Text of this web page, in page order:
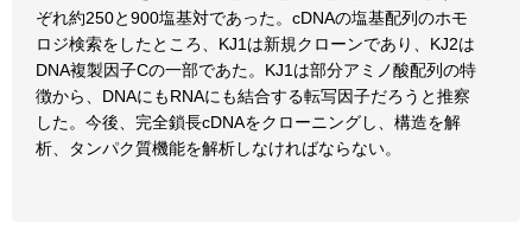
ぞれ約250と900塩基対であった。cDNAの塩基配列のホモ
ロジ検索をしたところ、KJ1は新規クローンであり、KJ2は
DNA複製因子Cの一部であた。KJ1は部分アミノ酸配列の特
徴から、DNAにもRNAにも結合する転写因子だろうと推察
した。今後、完全鎖長cDNAをクローニングし、構造を解
析、タンパク質機能を解析しなければならない。